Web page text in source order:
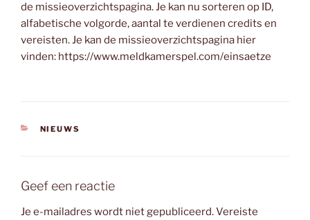
de missieoverzichtspagina. Je kan nu sorteren op ID,
alfabetische volgorde, aantal te verdienen credits en
vereisten. Je kan de missieoverzichtspagina hier
vinden: https://www.meldkamerspel.com/einsaetze
CATEGORIEËN
NIEUWS
Geef een reactie
Je e-mailadres wordt niet gepubliceerd.Vereiste